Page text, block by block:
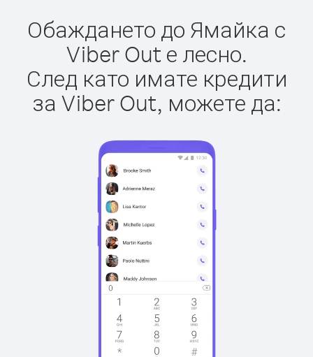
Обаждането до Ямайка с
Viber Out е лесно.
След като имате кредити
за Viber Out, можете да: